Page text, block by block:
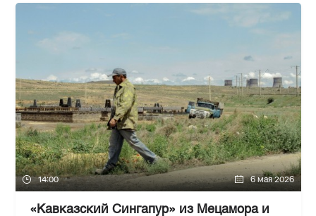
14:00 6 мая 2026
«Кавказский Сингапур» из Мецамора и